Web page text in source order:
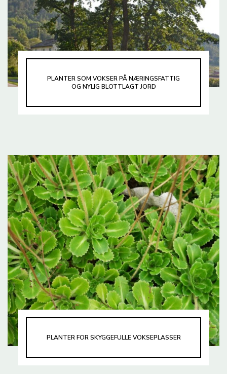
PLANTER SOM VOKSER PÅ NÆRINGSFATTIG
OG NYLIG BLOTTLAGT JORD
PLANTER FOR SKYGGEFULLE VOKSEPLASSER